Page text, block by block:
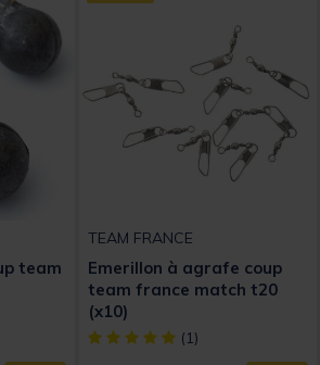
team
Customer Rating
TEAM FRANCE
Emerillon à agrafe coup
team france match t20
(x10)
[object Object] out of 5
(1)